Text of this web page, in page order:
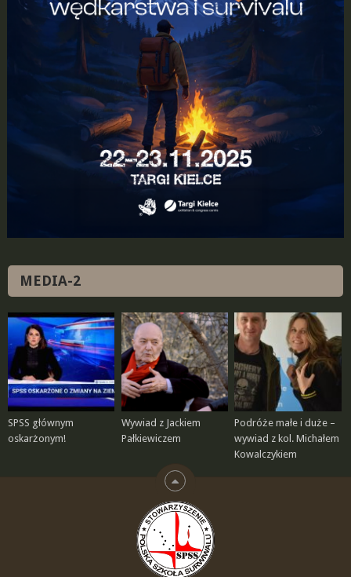
MEDIA-2
SPSS głównym
oskarżonym!
Wywiad z Jackiem
Pałkiewiczem
Podróże małe i duże –
wywiad z kol. Michałem
Kowalczykiem